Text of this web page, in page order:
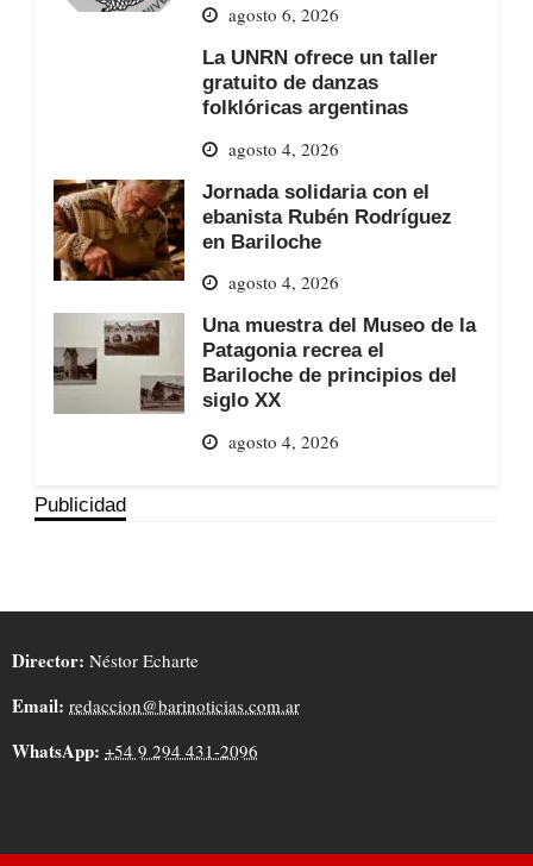
agosto 6, 2026
La UNRN ofrece un taller
gratuito de danzas
folklóricas argentinas
agosto 4, 2026
Jornada solidaria con el
ebanista Rubén Rodríguez
en Bariloche
agosto 4, 2026
Una muestra del Museo de la
Patagonia recrea el
Bariloche de principios del
siglo XX
agosto 4, 2026
Publicidad
Director: Néstor Echarte
Email: redaccion@barinoticias.com.ar
WhatsApp: +54 9 294 431-2096